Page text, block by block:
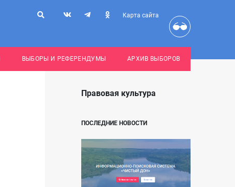
Карта сайта
ВЫБОРЫ И РЕФЕРЕНДУМЫ АРХИВ ВЫБОРОВ
Правовая культура
ПОСЛЕДНИЕ НОВОСТИ